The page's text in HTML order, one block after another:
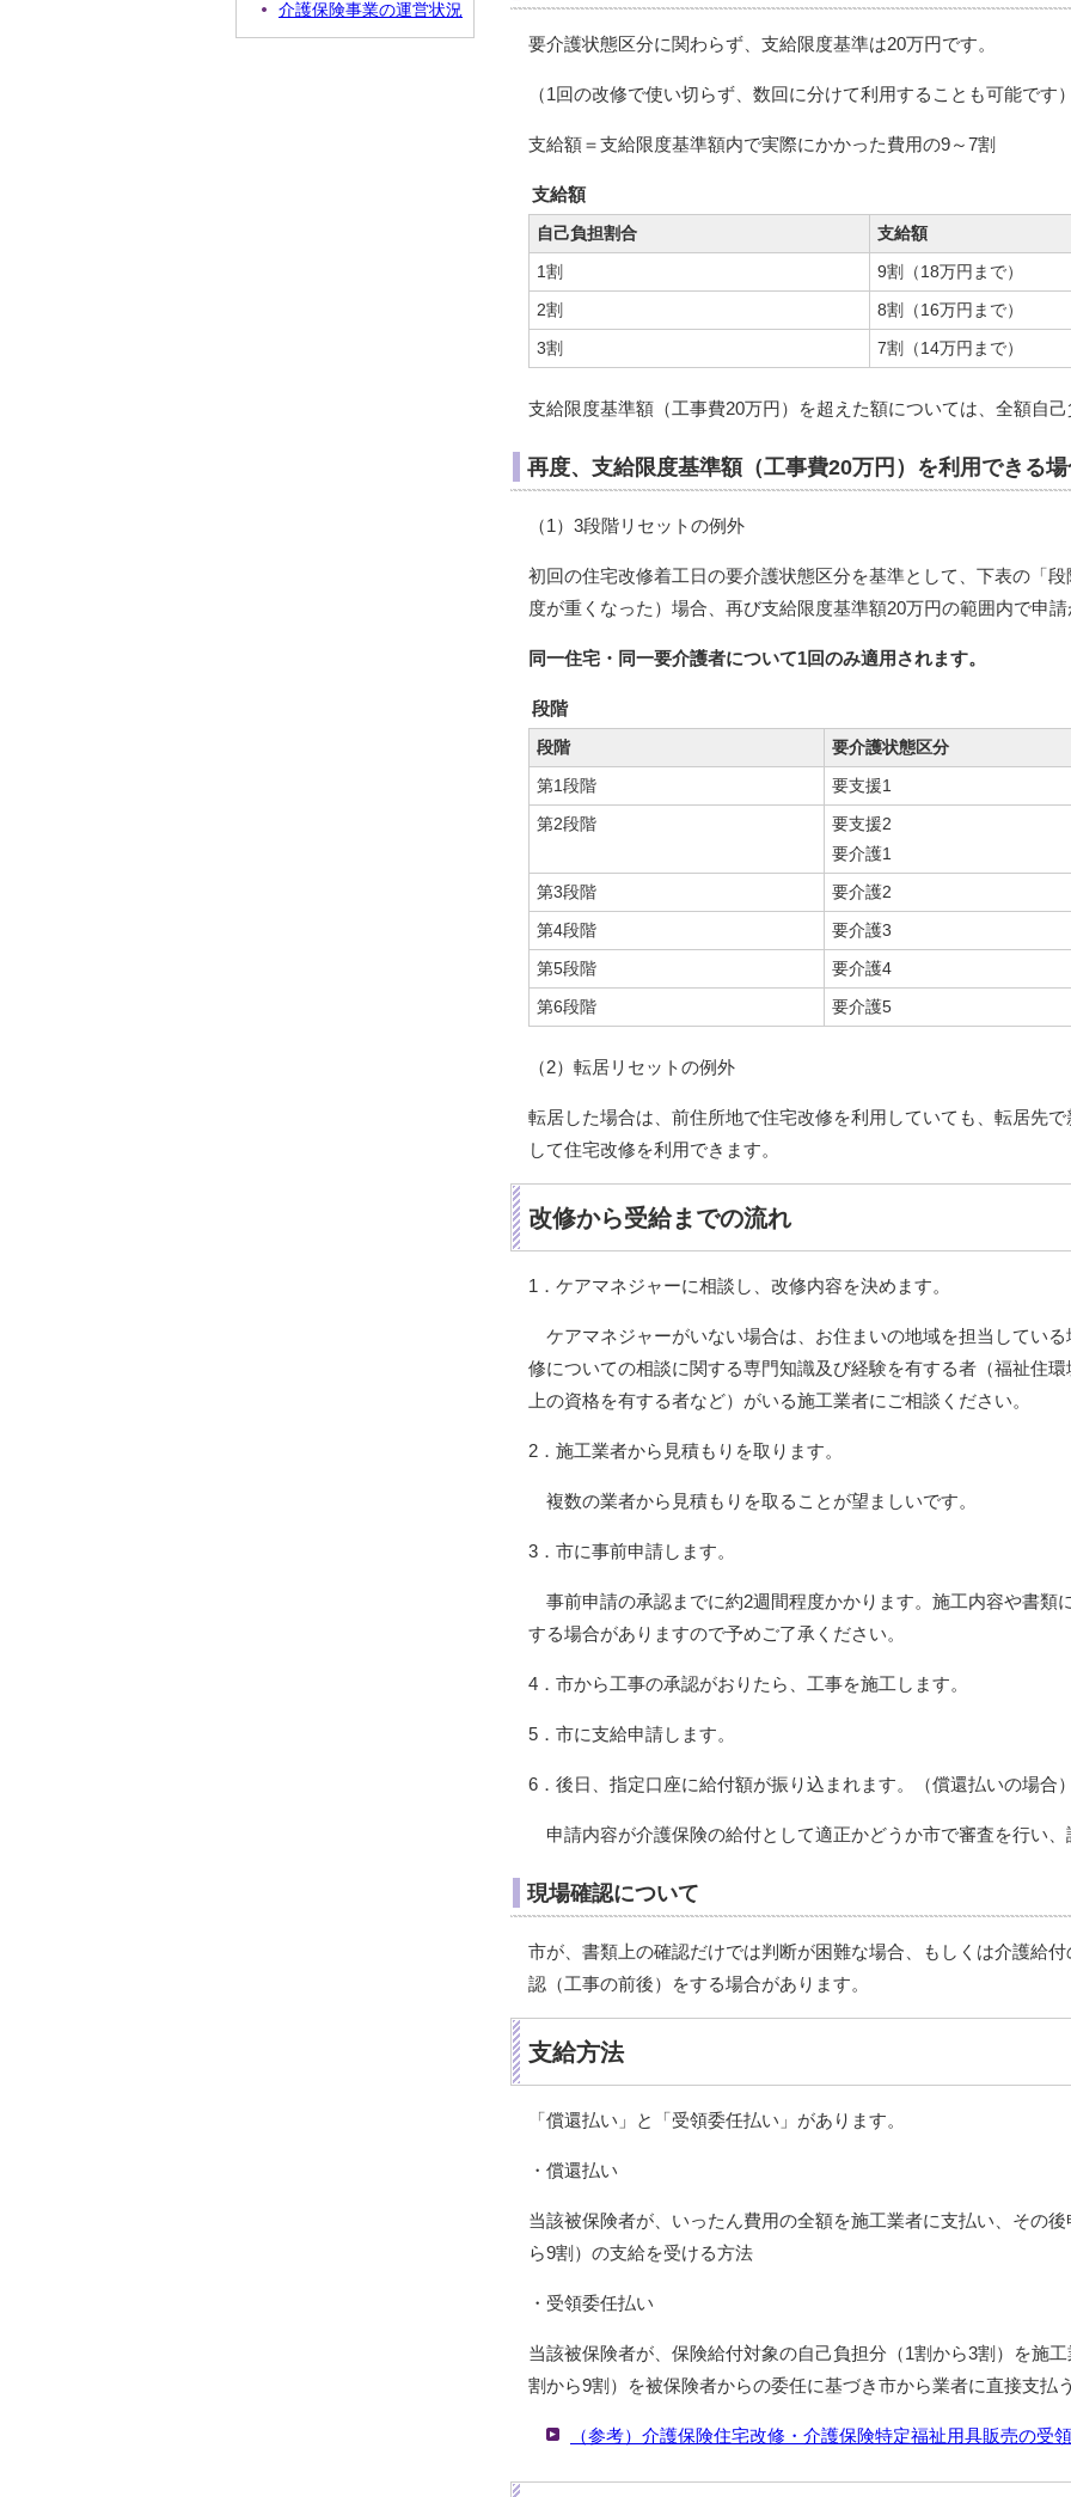
要介護状態区分に関わらず、支給限度基準は20万円です。
（1回の改修で使い切らず、数回に分けて利用することも可能です
支給額＝支給限度基準額内で実際にかかった費用の9～7割
支給額
自己負担割合
支給額
1割
9割（18万円まで）
2割
8割（16万円まで）
3割
7割（14万円まで）
支給限度基準額（工事費20万円）を超えた額については、全額自
再度、支給限度基準額（工事費20万円）を利用できる
（1）3段階リセットの例外
初回の住宅改修着工日の要介護状態区分を基準として、下表の「
度が重くなった）場合、再び支給限度基準額20万円の範囲内で申
同一住宅・同一要介護者について1回のみ適用されます。
段階
段階
要介護状態区分
第1段階
要支援1
第2段階
要支援2
要介護1
第3段階
要介護2
第4段階
要介護3
第5段階
要介護4
第6段階
要介護5
（2）転居リセットの例外
転居した場合は、前住所地で住宅改修を利用していても、転居先
して住宅改修を利用できます。
改修から受給までの流れ
1．ケアマネジャーに相談し、改修内容を決めます。
ケアマネジャーがいない場合は、お住まいの地域を担当してい
修についての相談に関する専門知識及び経験を有する者（福祉住
上の資格を有する者など）がいる施工業者にご相談ください。
2．施工業者から見積もりを取ります。
複数の業者から見積もりを取ることが望ましいです。
3．市に事前申請します。
事前申請の承認までに約2週間程度かかります。施工内容や書類
する場合がありますので予めご了承ください。
4．市から工事の承認がおりたら、工事を施工します。
5．市に支給申請します。
6．後日、指定口座に給付額が振り込まれます。（償還払いの場合
申請内容が介護保険の給付として適正かどうか市で審査を行い
現場確認について
市が、書類上の確認だけでは判断が困難な場合、もしくは介護給
認（工事の前後）をする場合があります。
支給方法
「償還払い」と「受領委任払い」があります。
・償還払い
当該被保険者が、いったん費用の全額を施工業者に支払い、その
ら9割）の支給を受ける方法
・受領委任払い
当該被保険者が、保険給付対象の自己負担分（1割から3割）を施
割から9割）を被保険者からの委任に基づき市から業者に直接支払
（参考）介護保険住宅改修・介護保険特定福祉用具販売の受
介護保険事業の運営状況